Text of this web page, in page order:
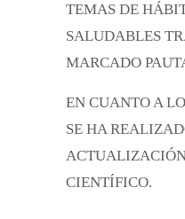
TEMAS DE
SALUDABLES
MARCADO
EN CUANTO A
SE HA
CIENTÍFICO.